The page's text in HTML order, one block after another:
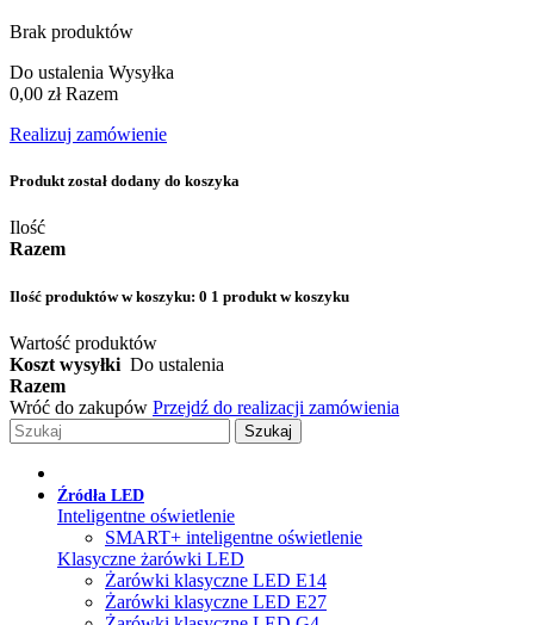
Brak produktów
Do ustalenia Wysyłka
0,00 zł Razem
Realizuj zamówienie
Produkt został dodany do koszyka
Ilość
Razem
Ilość produktów w koszyku: 0 1 produkt w koszyku
Wartość produktów
Koszt wysyłki Do ustalenia
Razem
Wróć do zakupów Przejdź do realizacji zamówienia
Szukaj
Źródła LED
Inteligentne oświetlenie
SMART+ inteligentne oświetlenie
Klasyczne żarówki LED
Żarówki klasyczne LED E14
Żarówki klasyczne LED E27